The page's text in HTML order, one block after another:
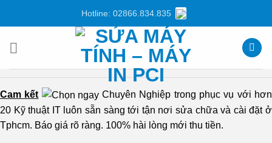
dung
Hotline: 02866.834.835
Cam kết
Chuyên Nghiệp trong phục vụ với hơn
20 Kỹ thuật IT luôn sẵn sàng tới tận nơi sửa chữa và cài đặt ở
Tphcm. Báo giá rõ ràng. 100% hài lòng mới thu tiền.